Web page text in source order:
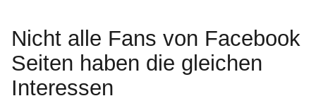
Nicht alle Fans von Facebook
Seiten haben die gleichen
Interessen